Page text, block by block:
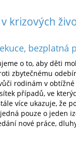
krizových
bezplatná
o to, aby děti
zbytečnému
rodinám v
případů, ve
více ukazuje, že
pouze o jeden
nové práce,